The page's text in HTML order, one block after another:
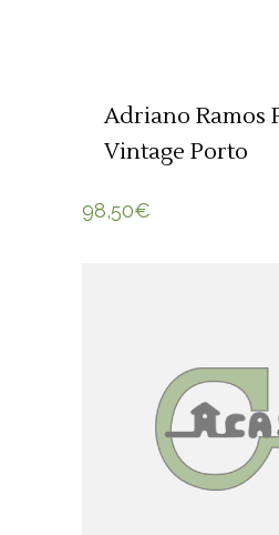
Adriano Ramos
Vintage Porto
98,50€